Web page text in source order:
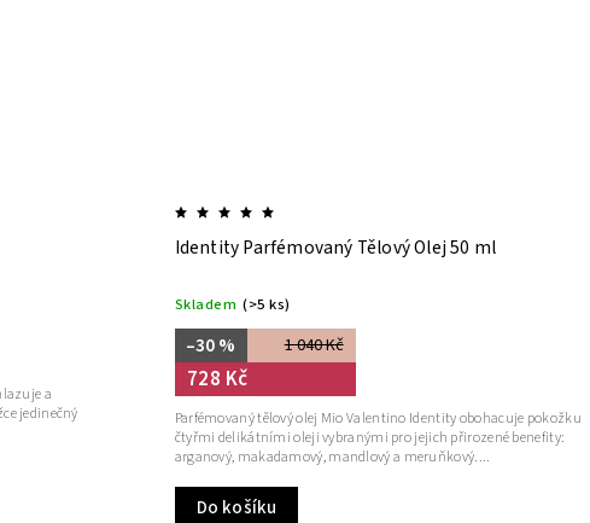
a
jedinečný
Identity Parfémovaný Tělový Olej 50 ml
Skladem (>5 ks)
1 040 Kč
–30 %
728 Kč
Do košíku
Parfémovaný tělový olej Mio Valentino Identity obohacuje pokožku
čtyřmi delikátními oleji vybranými pro jejich přirozené benefity:
arganový, makadamový, mandlový a meruňkový....